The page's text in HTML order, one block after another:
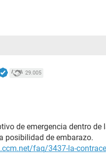
29.005
de emergencia dentro de
posibilidad de embarazo.
faq/3437-la-